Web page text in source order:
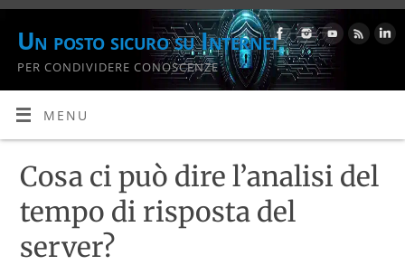
Un posto sicuro su Internet
PER CONDIVIDERE CONOSCENZE
MENU
Cosa ci può dire l’analisi del
tempo di risposta del
server?